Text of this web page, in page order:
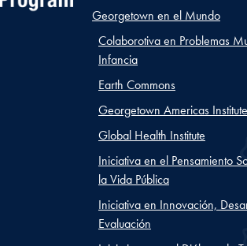
Georgetown en el Mundo
Colaborotiva en Problemas
Infancia
Earth Commons
Georgetown Americas Institute
Global Health Institute
Iniciativa en el Pensamiento
la Vida Pública
Iniciativa en Innovación,
Evaluación